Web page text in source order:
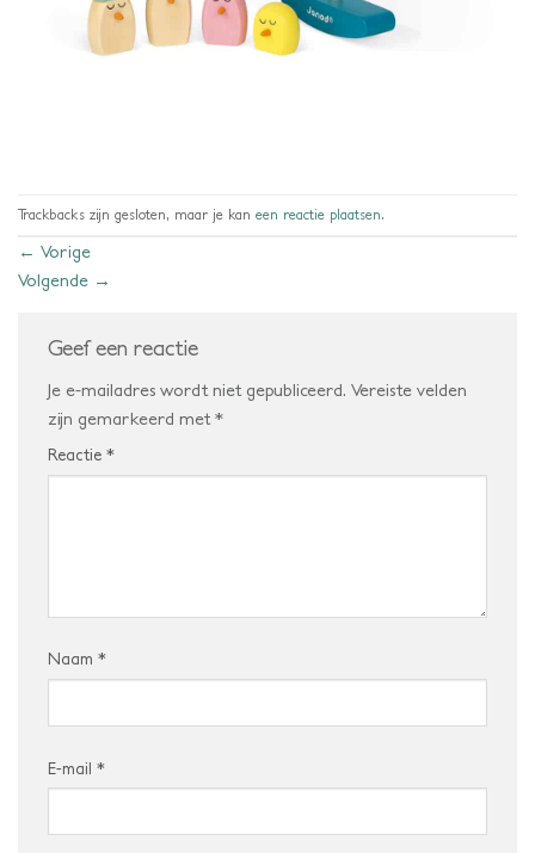
Trackbacks zijn gesloten, maar je kan een reactie plaatsen.
← Vorige
Volgende →
Geef een reactie
Je e-mailadres wordt niet gepubliceerd. Vereiste velden
zijn gemarkeerd met *
Reactie *
Naam *
E-mail *